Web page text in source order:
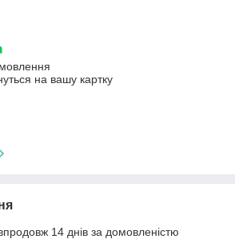
на вашу картку
14 днів за домовленістю